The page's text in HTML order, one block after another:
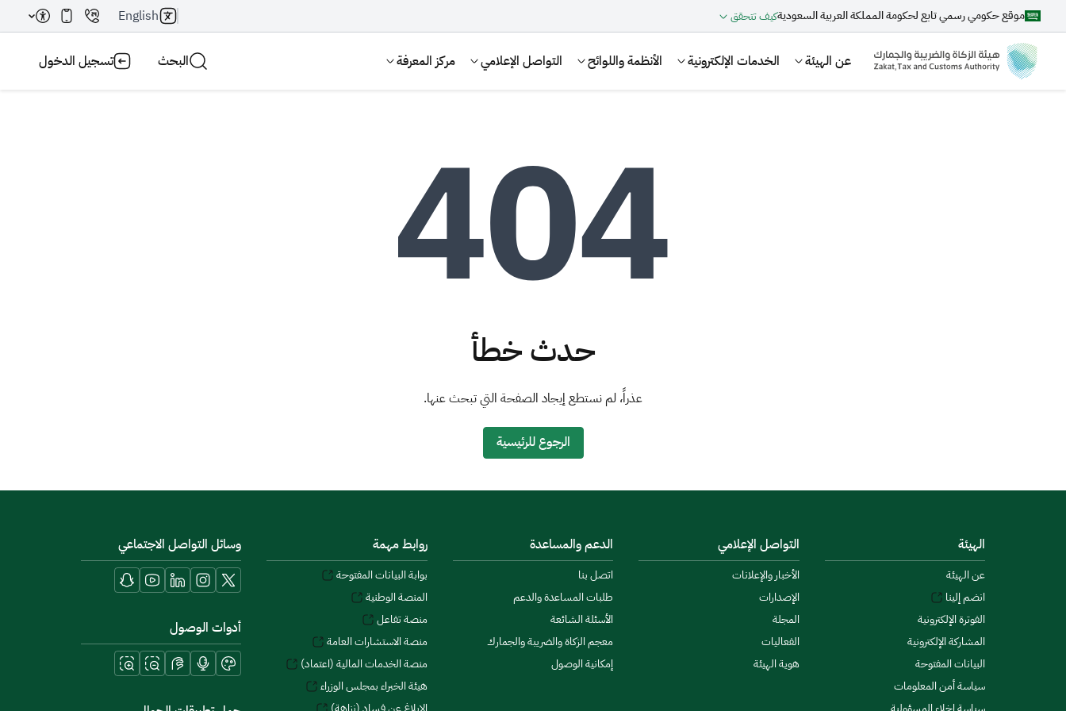
موقع حكومي رسمي تابع لحكومة المملكة العربية السعوديةكيف تتحقق English
عن الهيئة الخدمات الإلكترونية الأنظمة واللوائح التواصل الإعلامي مركز المعرفة البحث تسجيل الدخول
حدث خطأ
عذراً، لم نستطع إيجاد الصفحة التي تبحث عنها.
الرجوع للرئيسية
الهيئة
عن الهيئة
انضم إلينا
الفوترة الإلكترونية
المشاركة الإلكترونية
البيانات المفتوحة
سياسة أمن المعلومات
التواصل الإعلامي
الأخبار والإعلانات
الإصدارات
المجلة
الفعاليات
هوية الهيئة
الدعم والمساعدة
اتصل بنا
طلبات المساعدة والدعم
الأسئلة الشائعة
معجم الزكاة والضريبة والجمارك
إمكانية الوصول
روابط مهمة
بوابة البيانات المفتوحة
المنصة الوطنية
منصة تفاعل
منصة الاستشارات العامة
منصة الخدمات المالية (اعتماد)
هيئة الخبراء بمجلس الوزراء
وسائل التواصل الاجتماعي
أدوات الوصول